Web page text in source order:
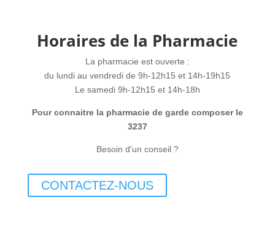
Horaires de la Pharmacie
La pharmacie est ouverte :
du lundi au vendredi de 9h-12h15 et 14h-19h15
Le samedi 9h-12h15 et 14h-18h
Pour connaitre la pharmacie de garde composer le
3237
Besoin d'un conseil ?
CONTACTEZ-NOUS